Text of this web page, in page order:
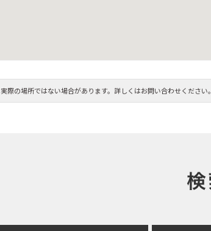
際の場所ではない場合があります。詳しくはお問い合わせください。